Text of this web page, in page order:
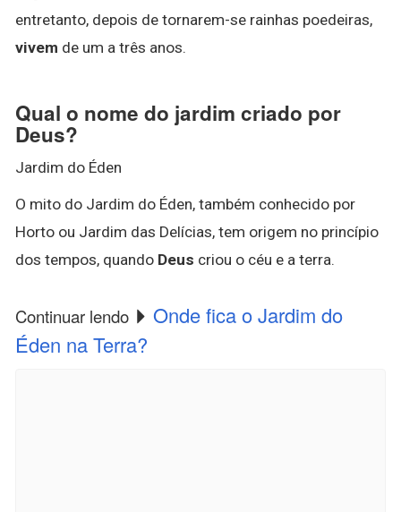
entretanto, depois de tornarem-se rainhas poedeiras,
vivem de um a três anos.
Qual o nome do jardim criado por
Deus?
Jardim do Éden
O mito do Jardim do Éden, também conhecido por
Horto ou Jardim das Delícias, tem origem no princípio
dos tempos, quando Deus criou o céu e a terra.
Continuar lendo
Onde fica o Jardim do
Éden na Terra?